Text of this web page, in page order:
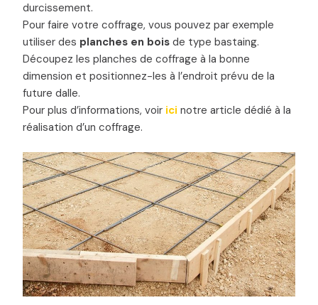
durcissement.
Pour faire votre coffrage, vous pouvez par exemple
utiliser des planches en bois de type bastaing.
Découpez les planches de coffrage à la bonne
dimension et positionnez-les à l’endroit prévu de la
future dalle.
Pour plus d’informations, voir ici notre article dédié à la
réalisation d’un coffrage.